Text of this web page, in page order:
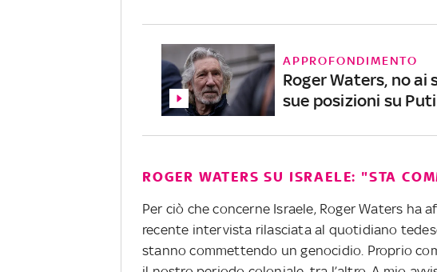
APPROFONDIMENTO
Roger Waters, no ai
sue posizioni su
ROGER WATERS SU ISRAELE: "STA
Per ciò che concerne Israele, Roger Waters ha
recente intervista rilasciata al quotidiano
stanno commettendo un genocidio. Proprio